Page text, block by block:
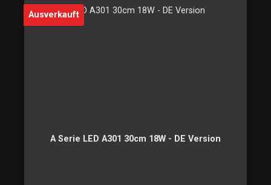
Ausverkauft
A Serie LED A301 30cm 18W - DE Version